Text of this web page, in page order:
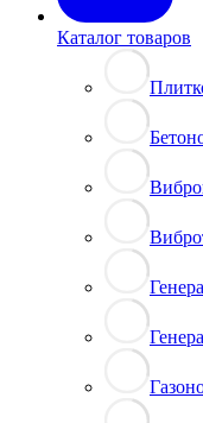
Каталог товаров